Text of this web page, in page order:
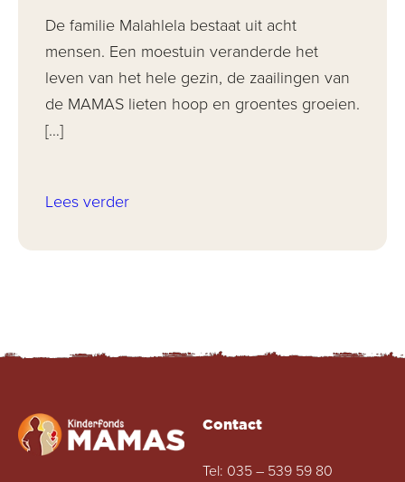
De familie Malahlela bestaat uit acht
mensen. Een moestuin veranderde het
leven van het hele gezin, de zaailingen van
de MAMAS lieten hoop en groentes groeien.
[…]
Lees verder
Contact
Tel: 035 – 539 59 80